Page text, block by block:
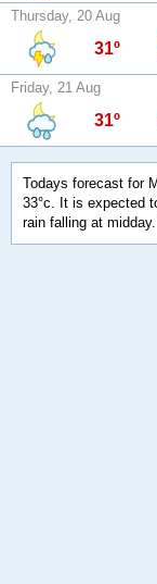
Thursday, 20 Aug
31º
Friday, 21 Aug
31º
Todays forecast for
33°c. It is expected
rain falling at